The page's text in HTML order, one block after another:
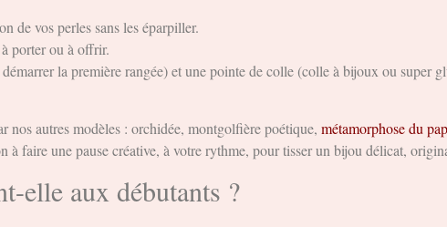
de vos perles sans les éparpiller.
porter ou à offrir.
la première rangée) et une pointe de colle (colle à bijoux ou super
nos autres modèles : orchidée, montgolfière poétique, métamorphose du
faire une pause créative, à votre rythme, pour tisser un bijou délicat,
elle aux débutants ?